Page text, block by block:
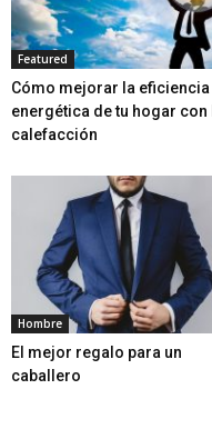
Featured
Cómo mejorar la eficiencia
energética de tu hogar con
calefacción
Hombre
El mejor regalo para un
caballero